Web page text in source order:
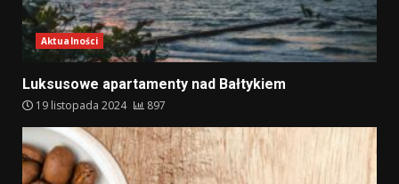
Aktualności
Luksusowe apartamenty nad Bałtykiem
19 listopada 2024 897